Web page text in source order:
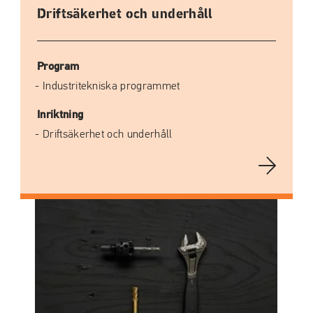
Driftsäkerhet och underhåll
Program
Industritekniska programmet
Inriktning
Driftsäkerhet och underhåll